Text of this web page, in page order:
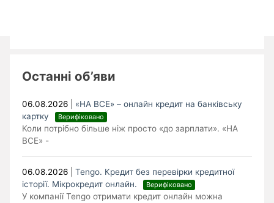
Останні об’яви
06.08.2026
«НА ВСЕ» – онлайн кредит на банківську
картку
Верифіковано
Коли потрібно більше ніж просто «до зарплати». «НА
ВСЕ» -
06.08.2026 |Tengo. Кредит без перевірки кредитної
історії. Мікрокредит онлайн.
Верифіковано
У компанії Tengo отримати кредит онлайн можна